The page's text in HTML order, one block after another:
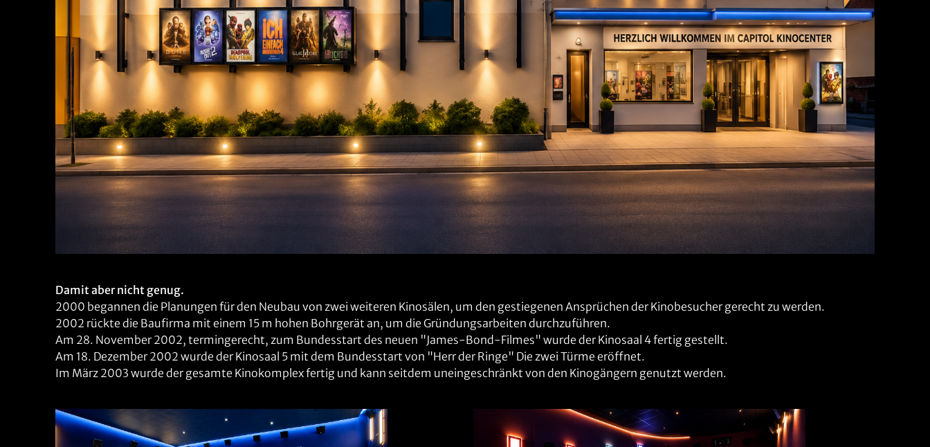
Damit aber nicht genug.
2000 begannen die Planungen für den Neubau von zwei weiteren Kinosälen, um den gestiegenen Ansprüchen der Kinobesucher gerecht zu werden.
2002 rückte die Baufirma mit einem 15 m hohen Bohrgerät an, um die Gründungsarbeiten durchzuführen.
Am 28. November 2002, termingerecht, zum Bundesstart des neuen "James-Bond-Filmes" wurde der Kinosaal 4 fertig gestellt.
Am 18. Dezember 2002 wurde der Kinosaal 5 mit dem Bundesstart von "Herr der Ringe" Die zwei Türme eröffnet.
Im März 2003 wurde der gesamte Kinokomplex fertig und kann seitdem uneingeschränkt von den Kinogängern genutzt werden.